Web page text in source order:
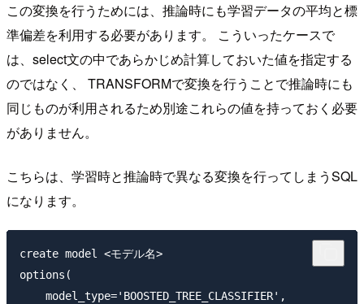
この変換を行うためには、推論時にも学習データの平均と標
準偏差を利用する必要があります。 こういったケースで
は、select文の中であらかじめ計算しておいた値を指定する
のではなく、 TRANSFORMで変換を行うことで推論時にも
同じものが利用されるため別途これらの値を持っておく必要
がありません。
こちらは、学習時と推論時で異なる変換を行ってしまうSQL
になります。
create model <モデル名>
options(
    model_type='BOOSTED_TREE_CLASSIFIER',